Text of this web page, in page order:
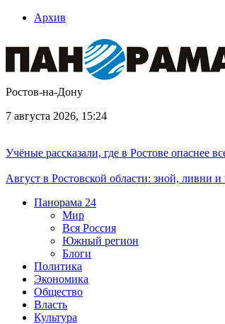
Архив
Ростов-на-Дону
7 августа 2026, 15:24
Учёные рассказали, где в Ростове опаснее
Август в Ростовской области: зной, ливни
Панорама 24
Мир
Вся Россия
Южный регион
Блоги
Политика
Экономика
Общество
Власть
Культура